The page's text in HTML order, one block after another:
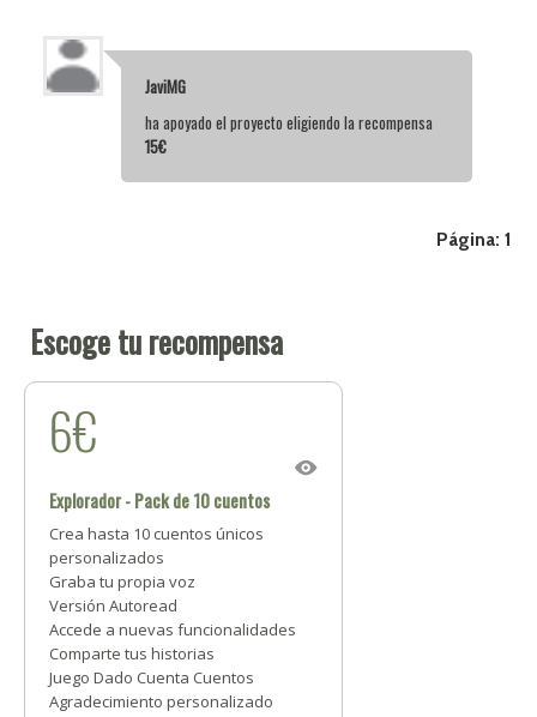
JaviMG
ha apoyado el proyecto eligiendo la recompensa
15€
Página: 1
Escoge tu recompensa
6€
Explorador - Pack de 10 cuentos
Crea hasta 10 cuentos únicos
personalizados
Graba tu propia voz
Versión Autoread
Accede a nuevas funcionalidades
Comparte tus historias
Juego Dado Cuenta Cuentos
Agradecimiento personalizado